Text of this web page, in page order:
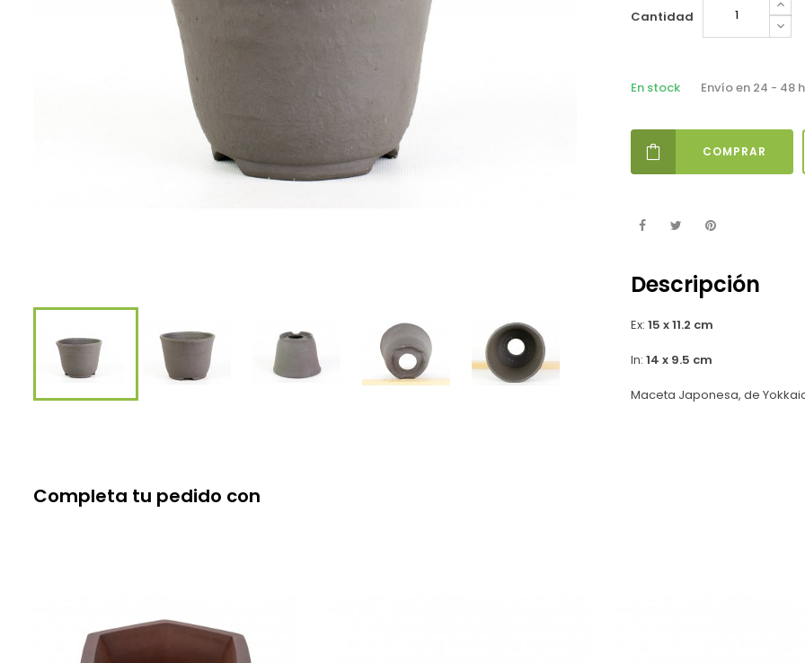
Cantidad
En stock Envío en 24 - 48
COMPRAR
Descripción
Ex: 15 x 11.2 cm
In: 14 x 9.5 cm
Maceta Japonesa, de
Completa tu pedido con